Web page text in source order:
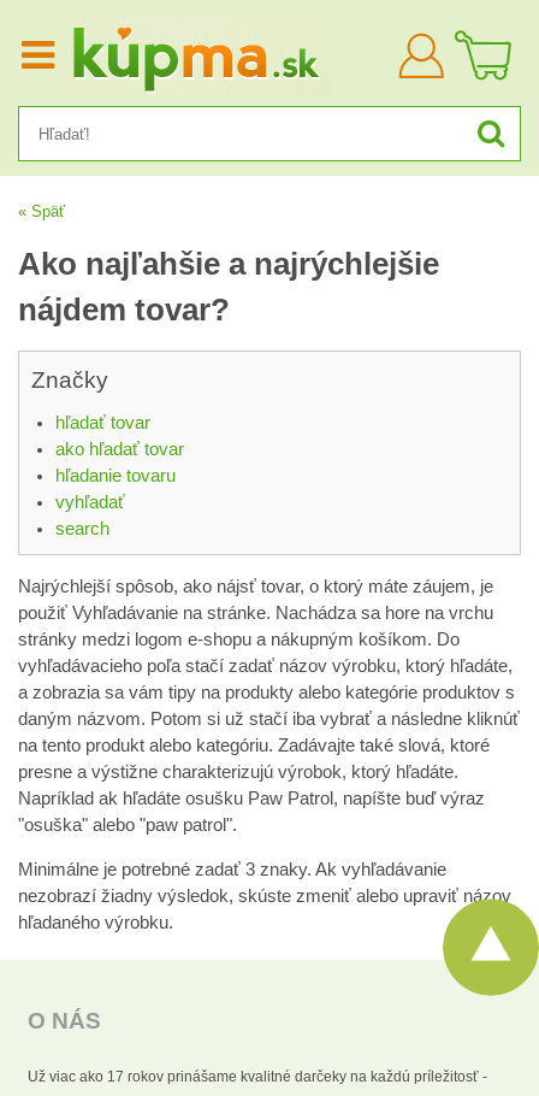
Prihlásiť
sa
« Späť
Ako najľahšie a najrýchlejšie
nájdem tovar?
Značky
hľadať tovar
ako hľadať tovar
hľadanie tovaru
vyhľadať
search
Najrýchlejší spôsob, ako nájsť tovar, o ktorý máte záujem, je
použiť Vyhľadávanie na stránke. Nachádza sa hore na vrchu
stránky medzi logom e-shopu a nákupným košíkom. Do
vyhľadávacieho poľa stačí zadať názov výrobku, ktorý hľadáte,
a zobrazia sa vám tipy na produkty alebo kategórie produktov s
daným názvom. Potom si už stačí iba vybrať a následne kliknúť
na tento produkt alebo kategóriu. Zadávajte také slová, ktoré
presne a výstižne charakterizujú výrobok, ktorý hľadáte.
Napríklad ak hľadáte osušku Paw Patrol, napíšte buď výraz
"osuška" alebo "paw patrol".
Minimálne je potrebné zadať 3 znaky. Ak vyhľadávanie
nezobrazí žiadny výsledok, skúste zmeniť alebo upraviť názov
hľadaného výrobku.
O NÁS
Už viac ako 17 rokov prinášame kvalitné darčeky na každú príležitosť -